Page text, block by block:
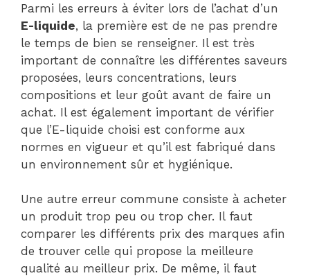
Parmi les erreurs à éviter lors de l’achat d’un
E-liquide, la première est de ne pas prendre
le temps de bien se renseigner. Il est très
important de connaître les différentes saveurs
proposées, leurs concentrations, leurs
compositions et leur goût avant de faire un
achat. Il est également important de vérifier
que l’E-liquide choisi est conforme aux
normes en vigueur et qu’il est fabriqué dans
un environnement sûr et hygiénique.
Une autre erreur commune consiste à acheter
un produit trop peu ou trop cher. Il faut
comparer les différents prix des marques afin
de trouver celle qui propose la meilleure
qualité au meilleur prix. De même, il faut